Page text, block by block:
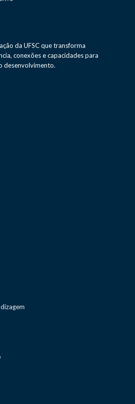
da UFSC que transforma
conexões e capacidades para
desenvolvimento.